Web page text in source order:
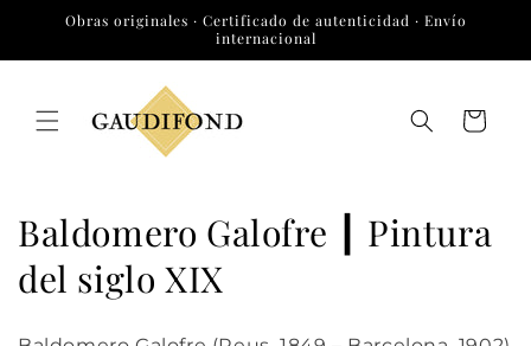
directamente
Obras originales · Certificado de autenticidad · Envío
internacional
Carrito
C
o
Baldomero Galofre ┃ Pintura
del siglo XIX